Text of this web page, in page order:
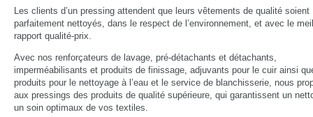
d'accueil
Les clients d’un pressing attendent que leurs vêtements de qualité soient
parfaitement nettoyés, dans le respect de l’environnement, et avec le
rapport qualité-prix.
Avec nos renforçateurs de lavage, pré-détachants et détachants,
imperméabilisants et produits de finissage, adjuvants pour le cuir ainsi
produits pour le nettoyage à l’eau et le service de blanchisserie, nous
aux pressings des produits de qualité supérieure, qui garantissent un
un soin optimaux de vos textiles.